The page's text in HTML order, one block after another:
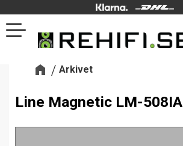
Meny
Arkivet
Line Magnetic LM-508IA